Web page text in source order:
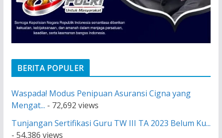
BERITA POPULER
Waspada! Modus Penipuan Asuransi Cigna yang
Mengat... - 72,692 views
Tunjangan Sertifikasi Guru TW III TA 2023 Belum Ku...
- 54,386 views